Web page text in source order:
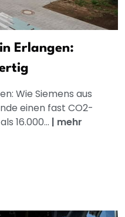
Erlangen:
Wie Siemens aus
einen fast CO2-
16.000... | mehr